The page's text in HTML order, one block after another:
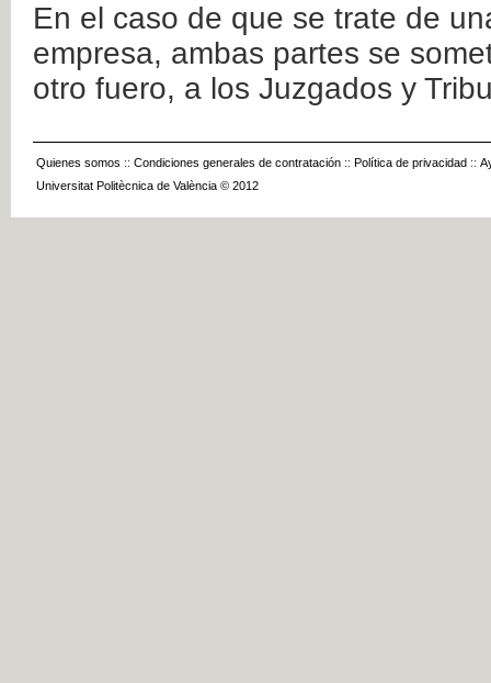
En el caso de que se trate de
empresa, ambas partes se
otro fuero, a los Juzgados y
Quienes somos :: Condiciones generales de contratación :: Política de privacidad ::
Universitat Politècnica de València © 2012